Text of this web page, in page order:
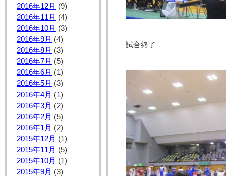
2016年12月 (9)
2016年11月 (4)
2016年10月 (3)
2016年9月 (4)
2016年8月 (3)
2016年7月 (5)
2016年6月 (1)
2016年5月 (3)
2016年4月 (1)
2016年3月 (2)
2016年2月 (5)
2016年1月 (2)
2015年12月 (1)
2015年11月 (5)
2015年10月 (1)
2015年9月 (3)
試合終了